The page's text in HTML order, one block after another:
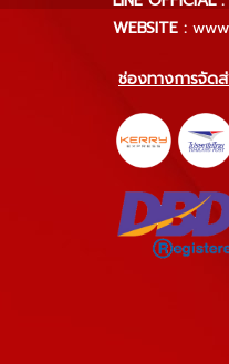
WEBSITE :
ช่องทางการจัด